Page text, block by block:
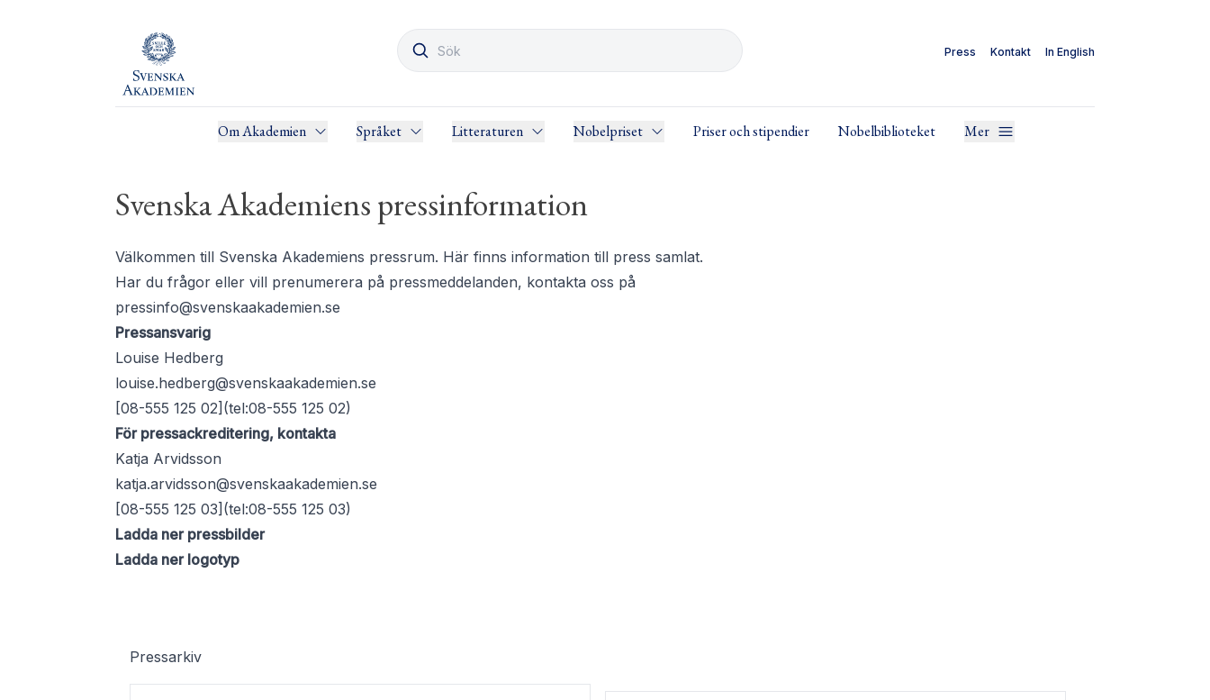
Press Kontakt In English
Om Akademien Språket Litteraturen Nobelpriset Priser och stipendier Nobelbiblioteket Mer
Svenska Akademiens pressinformation
Välkommen till Svenska Akademiens pressrum. Här finns information till press samlat.
Har du frågor eller vill prenumerera på pressmeddelanden, kontakta oss på
pressinfo@svenskaakademien.se
Pressansvarig
Louise Hedberg
louise.hedberg@svenskaakademien.se
[08-555 125 02](tel:08-555 125 02)
För pressackreditering, kontakta
Katja Arvidsson
katja.arvidsson@svenskaakademien.se
[08-555 125 03](tel:08-555 125 03)
Ladda ner pressbilder
Ladda ner logotyp
Pressarkiv